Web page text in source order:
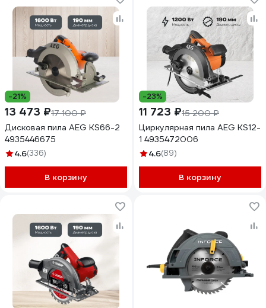
-21%
13 473 ₽17 100 ₽
Дисковая пила AEG KS66-2
4935446675
4.6(336)
В корзину
-23%
11 723 ₽15 200 ₽
Циркулярная пила AEG KS12-
1 4935472006
4.6(89)
В корзину